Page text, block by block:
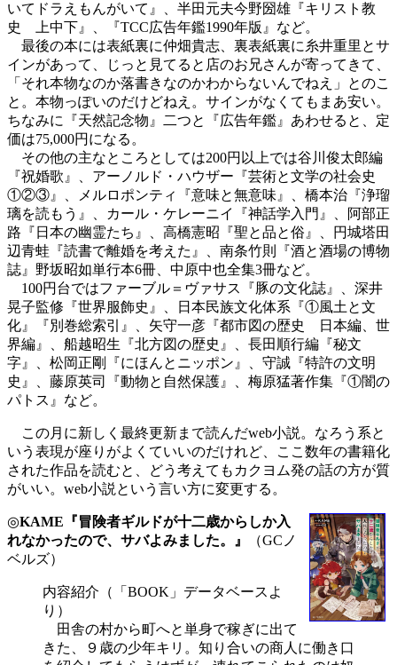
いてドラえもんがいて』、半田元夫今野圀雄『キリスト教
史 上中下』、『TCC広告年鑑1990年版』など。
最後の本には表紙裏に仲畑貴志、裏表紙裏に糸井重里とサ
インがあって、じっと見てると店のお兄さんが寄ってきて、
「それ本物なのか落書きなのかわからないんでねえ」とのこ
と。本物っぽいのだけどねえ。サインがなくてもまあ安い。
ちなみに『天然記念物』二つと『広告年鑑』あわせると、定
価は75,000円になる。
その他の主なところとしては200円以上では谷川俊太郎編
『祝婚歌』、アーノルド・ハウザー『芸術と文学の社会史
①②③』、メルロポンティ『意味と無意味』、橋本治『浄瑠
璃を読もう』、カール・ケレーニイ『神話学入門』、阿部正
路『日本の幽霊たち』、高橋憲昭『聖と品と俗』、円城塔田
辺青蛙『読書で離婚を考えた』、南条竹則『酒と酒場の博物
誌』野坂昭如単行本6冊、中原中也全集3冊など。
100円台ではファーブル＝ヴァサス『豚の文化誌』、深井
晃子監修『世界服飾史』、日本民族文化体系『①風土と文
化』『別巻総索引』、矢守一彦『都市図の歴史 日本編、世
界編』、船越昭生『北方図の歴史』、長田順行編『秘文
字』、松岡正剛『にほんとニッポン』、守誠『特許の文明
史』、藤原英司『動物と自然保護』、梅原猛著作集『①闇の
パトス』など。
この月に新しく最終更新まで読んだweb小説。なろう系と
いう表現が座りがよくていいのだけれど、ここ数年の書籍化
された作品を読むと、どう考えてもカクヨム発の話の方が質
がいい。web小説という言い方に変更する。
◎KAME『冒険者ギルドが十二歳からしか入
れなかったので、サバよみました。』
（GCノ
ベルズ）
内容紹介（「BOOK」データベースよ
り）
田舎の村から町へと単身で稼ぎに出て
きた、９歳の少年キリ。知り合いの商人に働き口